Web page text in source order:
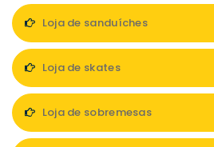
Loja de sanduíches
Loja de skates
Loja de sobremesas